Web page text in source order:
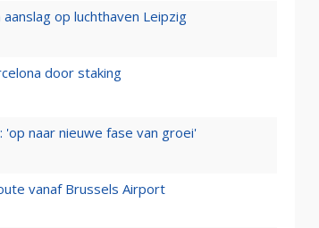
op luchthaven Leipzig
door staking
naar nieuwe fase van groei'
vanaf Brussels Airport